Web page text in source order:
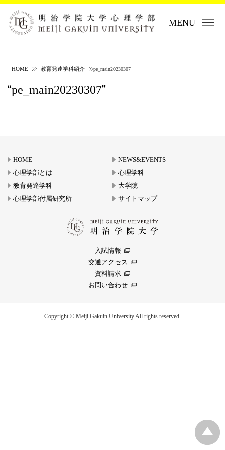
MENU
HOME 教育発達学科紹介 pe_main20230307
pe_main20230307
HOME
NEWS&EVENTS
心理学部とは
心理学科
教育発達学科
大学院
心理学部付属研究所
サイトマップ
入試情報
交通アクセス
資料請求
お問い合わせ
Copyright © Meiji Gakuin University All rights reserved.